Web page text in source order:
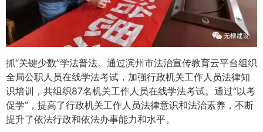
抓“关键少数”学法普法。通过滨州市法治宣传教育云平台组织
全局公职人员在线学法考试，加强行政机关工作人员法律知
识培训，共组织87名机关工作人员在线学法考试。通过“以考
促学”，提高了行政机关工作人员法律意识和法治素养，不断
提升了依法行政和依法办事能力和水平。